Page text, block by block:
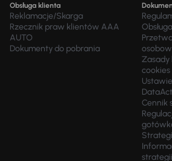
Obsługa klienta
Reklamacje/Skarga
Rzecznik praw klientów AAA
AUTO
Dokumenty do pobrania
Zasady
cookies
DataAct
Cennik